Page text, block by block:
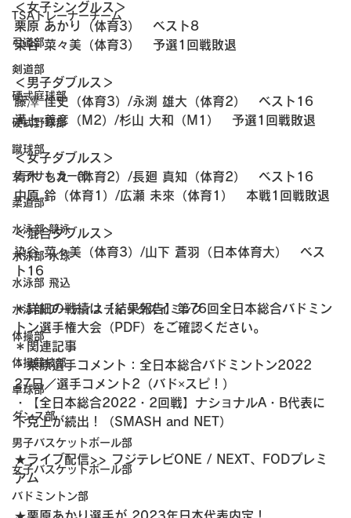
TSAトレーナーチーム
弓道部
剣道部
硬式庭球部
硬式野球部
蹴球部
女子サッカー部
柔道部
水泳部 競泳
水泳部 水球
水泳部 飛込
水泳部 アーティスティックスイミング
体操部
体操競技部
卓球部
ダンス部
男子バスケットボール部
女子バスケットボール部
バドミントン部
＜女子シングルス＞
栗原 あかり（体育3）　ベスト8
染谷 菜々美（体育3）　予選1回戦敗退
＜男子ダブルス＞
藤澤 佳史（体育3）/永渕 雄大（体育2）　ベスト16
溝上 義彦（M2）/杉山 大和（M1）　予選1回戦敗退
＜女子ダブルス＞
青木 もえ（体育2）/長廻 真知（体育2）　ベスト16
中原 鈴（体育1）/広瀬 未來（体育1）　本戦1回戦敗退
＜混合ダブルス＞
染谷 菜々美（体育3）/山下 蒼羽（日本体育大）　ベス
ト16
＊詳細の戦績は【結果報告】第76回全日本総合バドミン
トン選手権大会（PDF）をご確認ください。
＊関連記事
・栗原選手コメント：全日本総合バドミントン2022
27日／選手コメント2（バド×スピ！）
・【全日本総合2022・2回戦】ナショナルA・B代表に
下克上が続出！（SMASH and NET）
★ライブ配信>> フジテレビONE / NEXT、FODプレミ
アム